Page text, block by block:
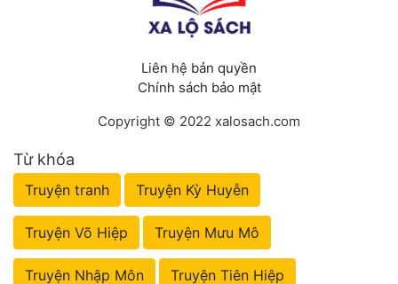
Liên hệ bản quyền
Chính sách bảo mật
Copyright © 2022 xalosach.com
Từ khóa
Truyện tranh Truyện Kỳ Huyễn
Truyện Võ Hiệp Truyện Mưu Mô
Truyện Nhập Môn Truyện Tiên Hiệp